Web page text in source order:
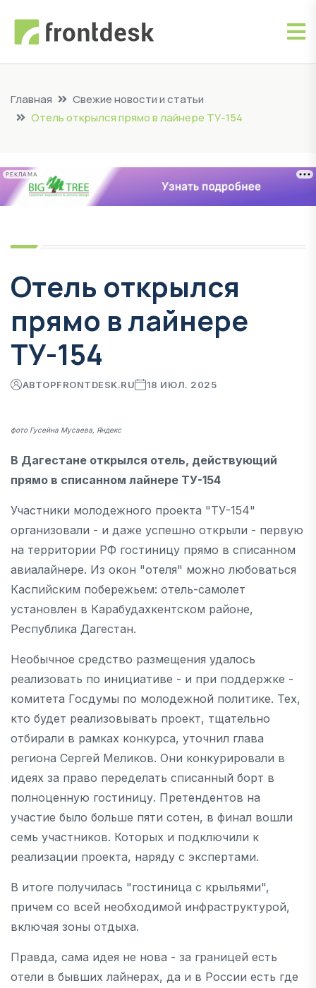
Главная
Свежие новости и статьи
Отель открылся прямо в лайнере ТУ-154
РЕКЛАМА
Отель открылся
прямо в лайнере
ТУ-154
АВТОРFRONTDESK.RU 18 ИЮЛ. 2025
фото Гусейна Мусаева, Яндекс
В Дагестане открылся отель, действующий
прямо в списанном лайнере ТУ-154
Участники молодежного проекта "ТУ-154"
организовали - и даже успешно открыли - первую
на территории РФ гостиницу прямо в списанном
авиалайнере. Из окон "отеля" можно любоваться
Каспийским побережьем: отель-самолет
установлен в Карабудахкентском районе,
Республика Дагестан.
Необычное средство размещения удалось
реализовать по инициативе - и при поддержке -
комитета Госдумы по молодежной политике. Тех,
кто будет реализовывать проект, тщательно
отбирали в рамках конкурса, уточнил глава
региона Сергей Меликов. Они конкурировали в
идеях за право переделать списанный борт в
полноценную гостиницу. Претендентов на
участие было больше пяти сотен, в финал вошли
семь участников. Которых и подключили к
реализации проекта, наряду с экспертами.
В итоге получилась "гостиница с крыльями",
причем со всей необходимой инфраструктурой,
включая зоны отдыха.
Правда, сама идея не нова - за границей есть
отели в бывших лайнерах, да и в России есть где